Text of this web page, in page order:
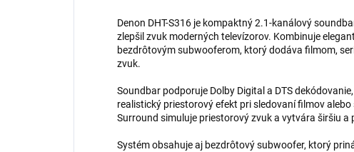
Denon DHT-S316 je kompaktný 2.1-kanálový
zlepšil zvuk moderných televízorov. Kombinuje
bezdrôtovým subwooferom, ktorý dodáva filmom,
zvuk.
Soundbar podporuje Dolby Digital a DTS
realistický priestorový efekt pri sledovaní filmov alebo
Surround simuluje priestorový zvuk a vytvára širšiu a
Systém obsahuje aj bezdrôtový subwoofer, ktorý